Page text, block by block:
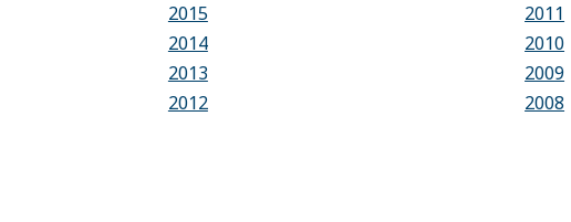
2015
2014
2013
2012
2011
2010
2009
2008